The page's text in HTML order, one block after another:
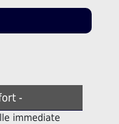
-
immediate